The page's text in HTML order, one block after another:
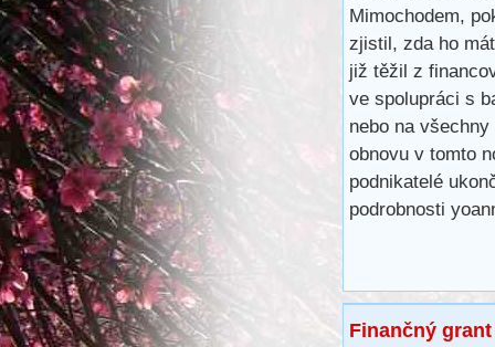
Mimochodem,
zjistil, zda ho
již těžil z
ve spolupráci s
nebo na
obnovu v tomto
podnikatelé
podrobnosti
Finančný grant